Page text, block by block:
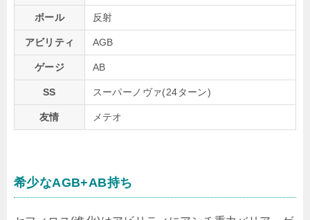
ボール 反射
アビリティ AGB
ゲージ AB
SS スーパーノヴァ(24ターン)
友情 メテオ
希少なAGB+AB持ち